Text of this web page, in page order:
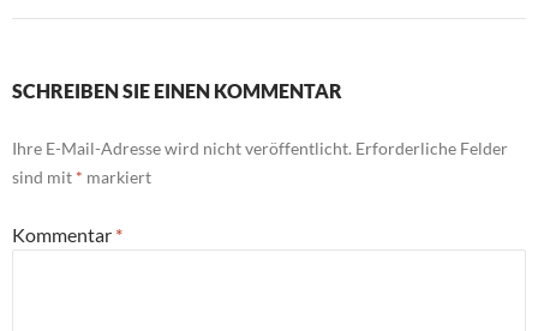
SCHREIBEN SIE EINEN KOMMENTAR
Ihre E-Mail-Adresse wird nicht veröffentlicht. Erforderliche Felder
sind mit * markiert
Kommentar *